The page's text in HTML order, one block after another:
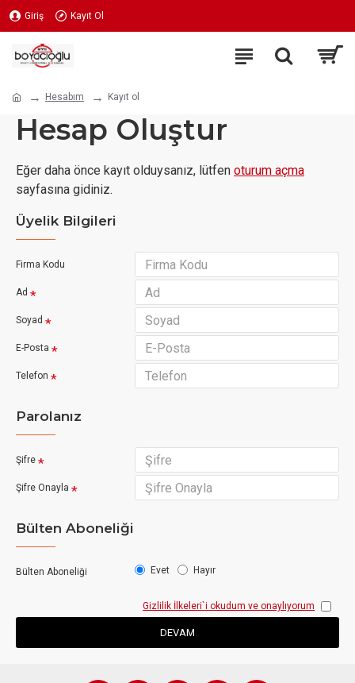
Giriş Kayıt Ol
Hesabım Kayıt ol
Hesap Oluştur
Eğer daha önce kayıt olduysanız, lütfen oturum açma
sayfasına gidiniz.
Üyelik Bilgileri
Firma Kodu
Ad
Soyad
E-Posta
Telefon
Parolanız
Şifre
Şifre Onayla
Bülten Aboneliği
Bülten Aboneliği Evet Hayır
Gizlilik İlkeleri`i okudum ve onaylıyorum